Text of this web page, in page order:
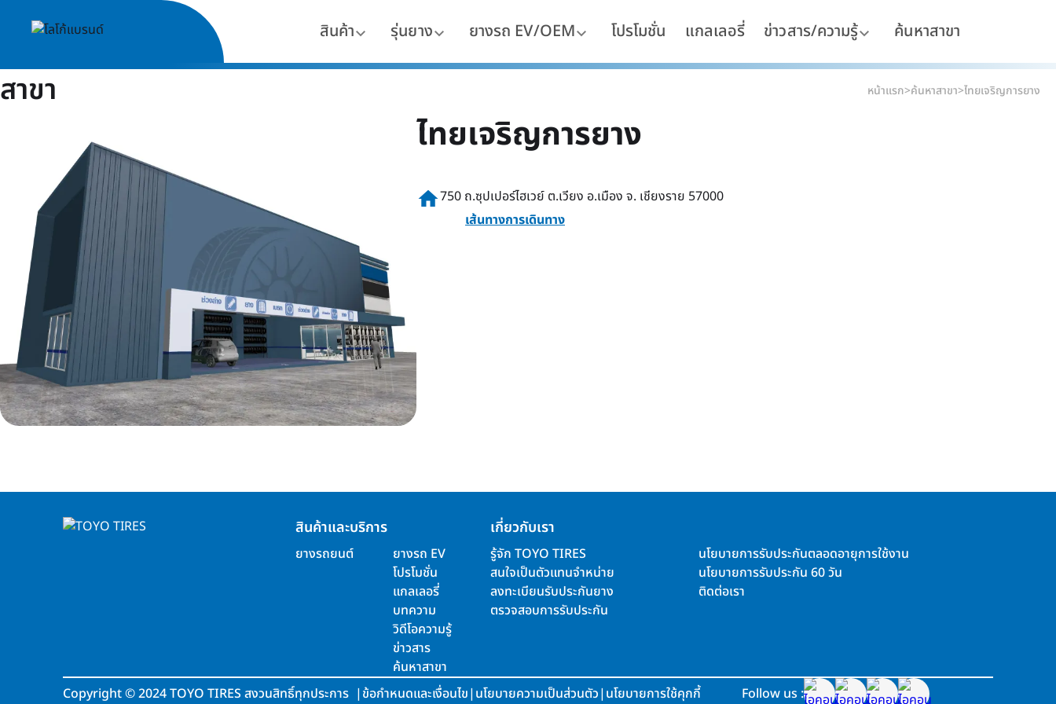
สินค้า รุ่นยาง ยางรถ EV/OEM โปรโมชั่น แกลเลอรี่ ข่าวสาร/ความรู้ ค้นหาสาขา
สาขา หน้าแรก>ค้นหาสาขา>ไทยเจริญการยาง
ไทยเจริญการยาง
home750 ถ.ซุปเปอร์ไฮเวย์ ต.เวียง อ.เมือง จ. เชียงราย 57000
เส้นทางการเดินทาง
สินค้าและบริการ
ยางรถยนต์
ยางรถ EV
โปรโมชั่น
แกลเลอรี่
บทความ
วิดีโอความรู้
ข่าวสาร
ค้นหาสาขา
เกี่ยวกับเรา
รู้จัก TOYO TIRES
สนใจเป็นตัวแทนจำหน่าย
ลงทะเบียนรับประกันยาง
ตรวจสอบการรับประกัน
นโยบายการรับประกันตลอดอายุการใช้งาน
นโยบายการรับประกัน 60 วัน
ติดต่อเรา
Copyright©2024 TOYO TIRES สงวนสิทธิ์ทุกประการ | ข้อกำหนดและเงื่อนไข| นโยบายความเป็นส่วนตัว| นโยบายการใช้คุกกี้ Follow us :